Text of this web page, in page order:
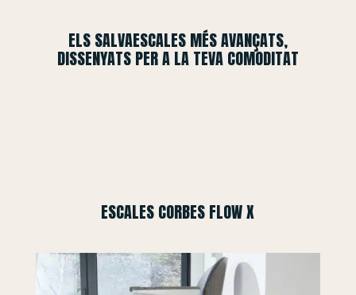
ELS SALVAESCALES MÉS AVANÇATS,
DISSENYATS PER A LA TEVA COMODITAT
ESCALES CORBES FLOW X